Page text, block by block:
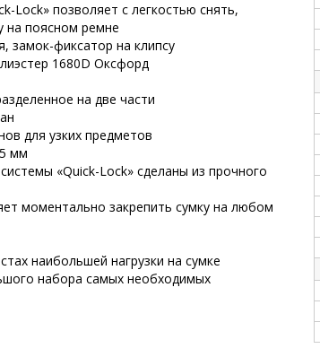
Lock» позволяет с легкостью снять,
на поясном ремне
замок-фиксатор на клипсу
1680D Ок­сфорд
на две части
для узких предметов
мм
«Quick-Lock» сделаны из прочного
моментально закре­пить сумку на любом
наибольшей на­грузки на сумке
набора самых не­обходимых